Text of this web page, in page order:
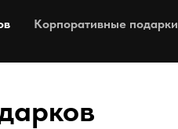
Корпоративные подарки